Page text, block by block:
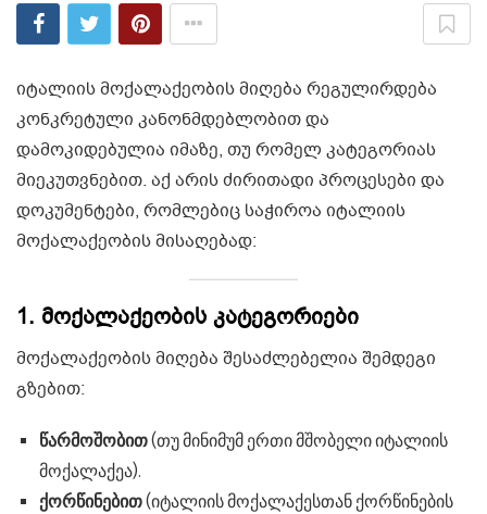
იტალიის მოქალაქეობის მიღება რეგულირდება
კონკრეტული კანონმდებლობით და
დამოკიდებულია იმაზე, თუ რომელ კატეგორიას
მიეკუთვნებით. აქ არის ძირითადი პროცესები და
დოკუმენტები, რომლებიც საჭიროა იტალიის
მოქალაქეობის მისაღებად:
1. მოქალაქეობის კატეგორიები
მოქალაქეობის მიღება შესაძლებელია შემდეგი
გზებით:
წარმოშობით(თუ მინიმუმ ერთი მშობელი იტალიის
მოქალაქეა).
ქორწინებით(იტალიის მოქალაქესთან ქორწინების